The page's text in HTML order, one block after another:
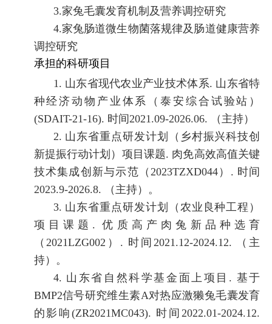
3.家兔毛囊发育机制及营养调控研究
4.家兔肠道微生物菌落规律及肠道健康营养
调控研究
承担的科研项目
1. 山东省现代农业产业技术体系. 山东省特
种经济动物产业体系（泰安综合试验站）
(SDAIT-21-16). 时间2021.09-2026.06.
（主持）
2. 山东省重点研发计划（乡村振兴科技创
新提振行动计划）项目课题. 肉免高效高值关键
技术集成创新与示范（2023TZXD044 ） . 时间
2023.9-2026.8.
（主持）。
3. 山东省重点研发计划（农业良种工程）
项目课题 .优质高产肉兔新品种选育
（2021LZG002 ） . 时间 2021.12-2024.12.
（主
持）。
4. 山东省自然科学基金面上项目 . 基于
BMP2信号研究维生素A对热应激獭兔毛囊发育
的影响(ZR2021MC043). 时间2022.01-2024.12.